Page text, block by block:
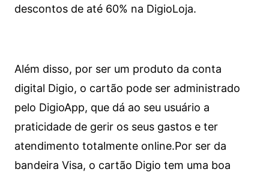
descontos de até 60% na DigioLoja.
Além disso, por ser um produto da conta
digital Digio, o cartão pode ser administrado
pelo DigioApp, que dá ao seu usuário a
praticidade de gerir os seus gastos e ter
atendimento totalmente online.Por ser da
bandeira Visa, o cartão Digio tem uma boa